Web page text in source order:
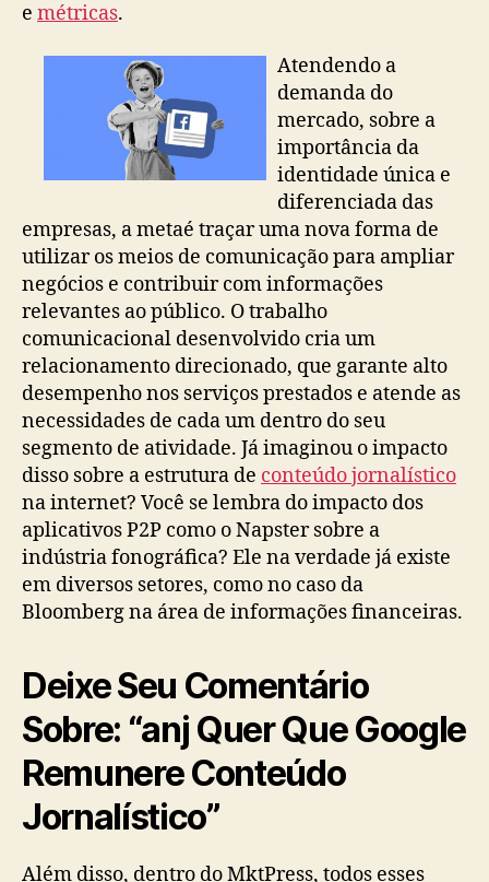
e métricas.
Atendendo a
demanda do
mercado, sobre a
importância da
identidade única e
diferenciada das
empresas, a metaé traçar uma nova forma de
utilizar os meios de comunicação para ampliar
negócios e contribuir com informações
relevantes ao público. O trabalho
comunicacional desenvolvido cria um
relacionamento direcionado, que garante alto
desempenho nos serviços prestados e atende as
necessidades de cada um dentro do seu
segmento de atividade. Já imaginou o impacto
disso sobre a estrutura de conteúdo jornalístico
na internet? Você se lembra do impacto dos
aplicativos P2P como o Napster sobre a
indústria fonográfica? Ele na verdade já existe
em diversos setores, como no caso da
Bloomberg na área de informações financeiras.
Deixe Seu Comentário
Sobre: “anj Quer Que Google
Remunere Conteúdo
Jornalístico”
Além disso, dentro do MktPress, todos esses